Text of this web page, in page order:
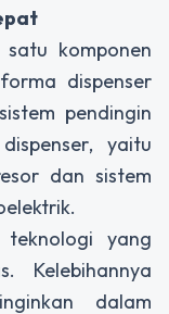
komponen
dispenser
pendingin
dispenser, yaitu
dan sistem
yang
Kelebihannya
dalam